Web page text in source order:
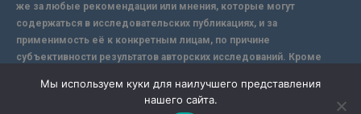
же за любые рекомендации или мнения, которые могут
содержаться в исследовательских публикациях, и за
применимость её к конкретным лицам, по причине
субъективности результатов авторских исследований. Кроме
надежной защиты информации, Сайт не несет ответственности за
Мы используем куки для наилучшего представления
нашего сайта.